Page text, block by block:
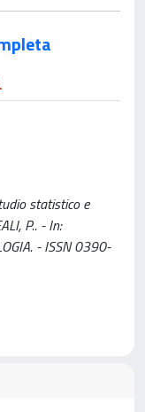
statistico e
P.. - In:
- ISSN 0390-